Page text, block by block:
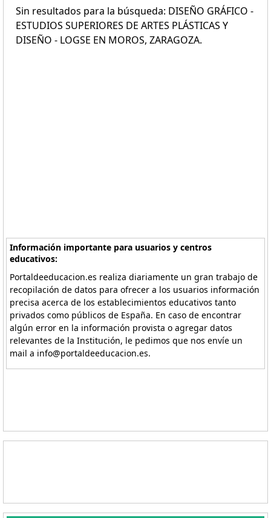
Sin resultados para la búsqueda: DISEÑO GRÁFICO -
ESTUDIOS SUPERIORES DE ARTES PLÁSTICAS Y
DISEÑO - LOGSE EN MOROS, ZARAGOZA.
Información importante para usuarios y centros
educativos:
Portaldeeducacion.es realiza diariamente un gran trabajo de
recopilación de datos para ofrecer a los usuarios información
precisa acerca de los establecimientos educativos tanto
privados como públicos de España. En caso de encontrar
algún error en la información provista o agregar datos
relevantes de la Institución, le pedimos que nos envíe un
mail a info@portaldeeducacion.es.